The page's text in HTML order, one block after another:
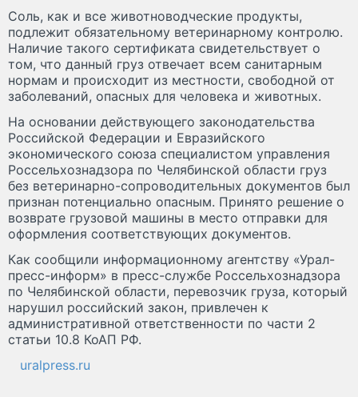
Соль, как и все животноводческие продукты,
подлежит обязательному ветеринарному контролю.
Наличие такого сертификата свидетельствует о
том, что данный груз отвечает всем санитарным
нормам и происходит из местности, свободной от
заболеваний, опасных для человека и животных.
На основании действующего законодательства
Российской Федерации и Евразийского
экономического союза специалистом управления
Россельхознадзора по Челябинской области груз
без ветеринарно-сопроводительных документов был
признан потенциально опасным. Принято решение о
возврате грузовой машины в место отправки для
оформления соответствующих документов.
Как сообщили информационному агентству «Урал-
пресс-информ» в пресс-службе Россельхознадзора
по Челябинской области, перевозчик груза, который
нарушил российский закон, привлечен к
административной ответственности по части 2
статьи 10.8 КоАП РФ.
uralpress.ru